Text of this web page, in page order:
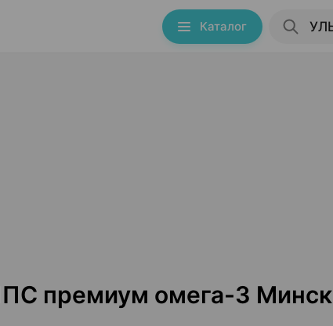
Каталог
премиум омега-3 Минск